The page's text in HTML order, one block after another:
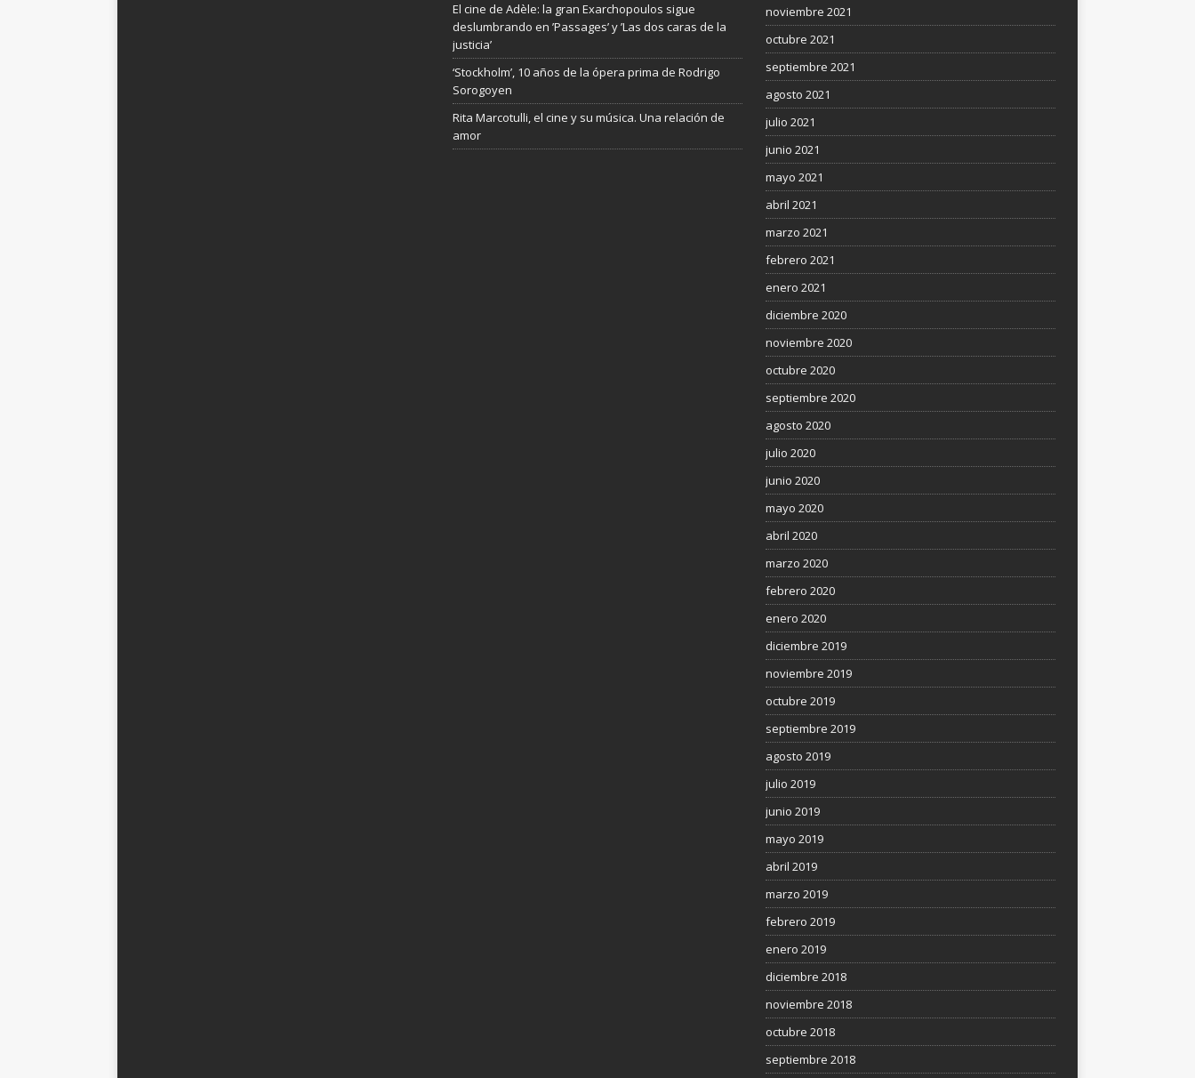
El cine de Adèle: la gran Exarchopoulos sigue
deslumbrando en ’Passages’ y ’Las dos caras de la
justicia’
‘Stockholm’, 10 años de la ópera prima de Rodrigo
Sorogoyen
Rita Marcotulli, el cine y su música. Una relación de
amor
noviembre 2021
octubre 2021
septiembre 2021
agosto 2021
julio 2021
junio 2021
mayo 2021
abril 2021
marzo 2021
febrero 2021
enero 2021
diciembre 2020
noviembre 2020
octubre 2020
septiembre 2020
agosto 2020
julio 2020
junio 2020
mayo 2020
abril 2020
marzo 2020
febrero 2020
enero 2020
diciembre 2019
noviembre 2019
octubre 2019
septiembre 2019
agosto 2019
julio 2019
junio 2019
mayo 2019
abril 2019
marzo 2019
febrero 2019
enero 2019
diciembre 2018
noviembre 2018
octubre 2018
septiembre 2018